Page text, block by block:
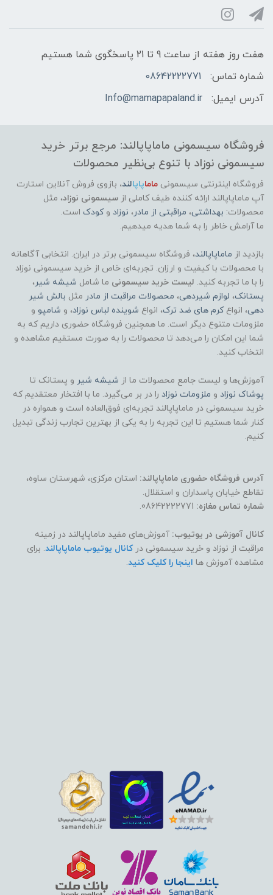
هفت روز هفته از ساعت 9 تا 21 پاسخگوی شما هستیم
شماره تماس:
08642222771
آدرس ایمیل:
Info@mamapapaland.ir
فروشگاه سیسمونی ماماپاپالند: مرجع برتر خرید
سیسمونی نوزاد با تنوع بی‌نظیر محصولات
فروشگاه اینترنتی سیسمونی ماماپاپالند، بازوی فروش آنلاین استارت
آپ ماماپاپالند ارائه کننده طیف کاملی از سیسمونی نوزاد، مثل
محصولات: بهداشتی، مراقبتی از مادر، نوزاد وکودک است.
ما آرامش خاطر را به شما هدیه میدهیم.
بازدید از ماماپاپالند، فروشگاه سیسمونی برتر در ایران. انتخابی آگاهانه
با محصولات با کیفیت و ارزان. تجربه‌ای خاص از خرید سیسمونی نوزاد
را با ما تجربه کنید. لیست خرید سیسمونی ما شامل شیشه شیر،
پستانک، لوازم شیردهی، محصولات مراقبت از مادر مثل بالش شیر
دهی، انواعکرم های ضد ترک، انواع شوینده لباس نوزاد، و شامپو و
ملزومات متنوع دیگر است. ما همچنین فروشگاه حضوری داریم که به
شما این امکان را می‌دهد تا محصولات را به صورت مستقیم مشاهده و
انتخاب کنید.
آموزش‌ها و لیست جامع محصولات ما از شیشه شیر و پستانک تا
پوشاک نوزاد و ملزومات نوزاد را در بر می‌گیرد. ما با افتخار معتقدیم که
خرید سیسمونی در ماماپاپالند تجربه‌ای فوق‌العاده است و همواره در
کنار شما هستیم تا این تجربه را به یکی از بهترین تجارب زندگی تبدیل
کنیم.
آدرس فروشگاه حضوری ماماپاپالند: استان مرکزی، شهرستان ساوه،
تقاطع خیابان پاسداران و استقلال.
شماره تماس مغازه:
کانال آموزشی در یوتیوب: آموزش‌های مفید ماماپاپالند در زمینه
مراقبت از نوزاد و خرید سیسمونی درکانال یوتیوب ماماپاپالند. برای
مشاهده آموزش ها اینجا را کلیک کنید.